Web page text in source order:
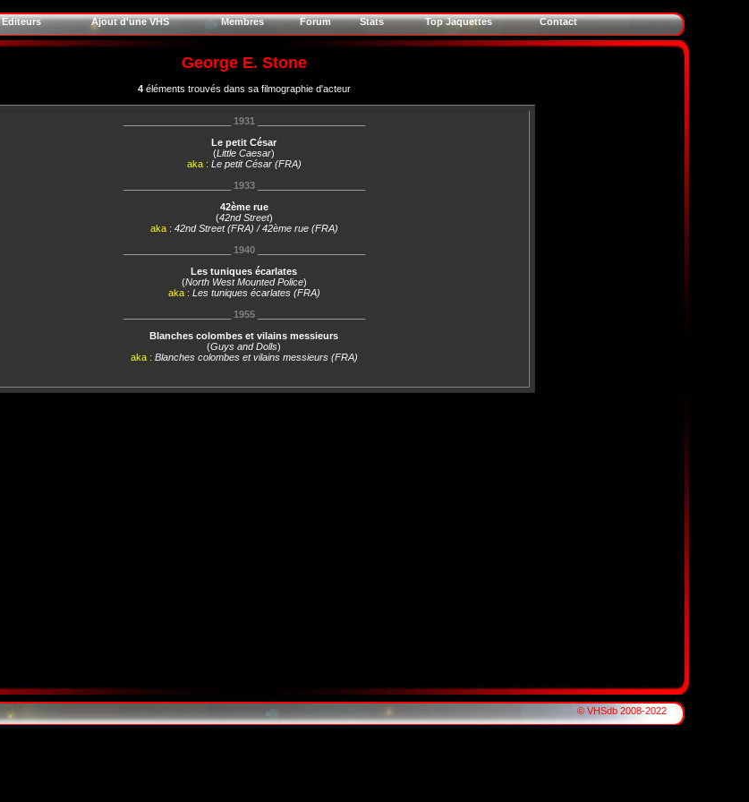
Editeurs Ajout d'une VHS Membres Forum Stats Top Jaquettes Contact
George E. Stone
4éléments trouvés dans sa filmographie d'acteur
1931
Le petit César
(Little Caesar)
aka : Le petit César (FRA)
1933____________________
42ème rue
(42nd Street)
aka : 42nd Street (FRA) / 42ème rue (FRA)
1940____________________
Les tuniques écarlates
(North West Mounted Police)
aka : Les tuniques écarlates (FRA)
1955____________________
Blanches colombes et vilains messieurs
(Guys and Dolls)
aka : Blanches colombes et vilains messieurs (FRA)
© VHSdb 2008-2022